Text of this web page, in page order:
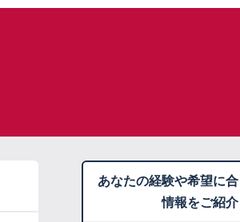
あなたの経験や希望に
情報をご紹介